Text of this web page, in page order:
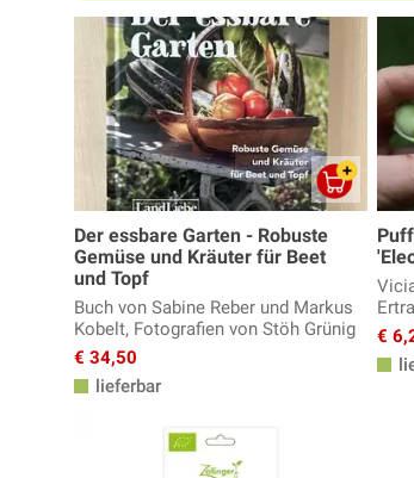
Der essbare Garten - Robuste
Gemüse und Kräuter für Beet
und Topf
Buch von Sabine Reber und Markus
Kobelt, Fotografien von Stöh Grünig
€ 34,50
lieferbar
€